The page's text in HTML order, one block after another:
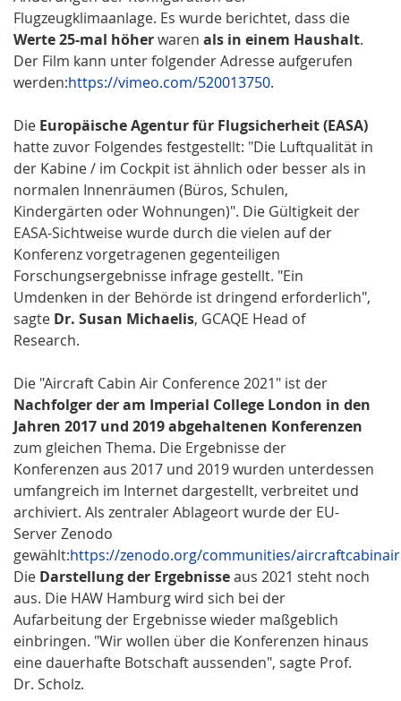
Flugzeugklimaanlage. Es wurde berichtet, dass die
Werte 25-mal höherwaren als in einem Haushalt.
Der Film kann unter folgender Adresse aufgerufen
werden:https://vimeo.com/520013750.
Die Europäische Agentur für Flugsicherheit (EASA)
hatte zuvor Folgendes festgestellt: "Die Luftqualität in
der Kabine / im Cockpit ist ähnlich oder besser als in
normalen Innenräumen (Büros, Schulen,
Kindergärten oder Wohnungen)". Die Gültigkeit der
EASA-Sichtweise wurde durch die vielen auf der
Konferenz vorgetragenen gegenteiligen
Forschungsergebnisse infrage gestellt. "Ein
Umdenken in der Behörde ist dringend erforderlich",
sagte Dr. Susan Michaelis, GCAQE Head of
Research.
Die "Aircraft Cabin Air Conference 2021" ist der
Nachfolger der am Imperial College London in den
Jahren 2017 und 2019 abgehaltenen Konferenzen
zum gleichen Thema. Die Ergebnisse der
Konferenzen aus 2017 und 2019 wurden unterdessen
umfangreich im Internet dargestellt, verbreitet und
archiviert. Als zentraler Ablageort wurde der EU-
Server Zenodo
gewählt:https://zenodo.org/communities/aircraftcabinair
Die Darstellung der Ergebnisseaus 2021 steht noch
aus. Die HAW Hamburg wird sich bei der
Aufarbeitung der Ergebnisse wieder maßgeblich
einbringen. "Wir wollen über die Konferenzen hinaus
eine dauerhafte Botschaft aussenden", sagte Prof.
Dr. Scholz.